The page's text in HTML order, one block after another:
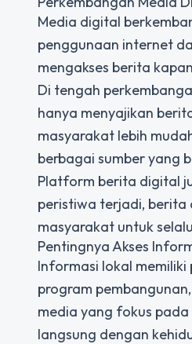
Media digital
penggunaan internet
mengakses berita
Di tengah
hanya menyajikan
masyarakat lebih
berbagai sumber yang
Platform berita digital
peristiwa terjadi, berita
masyarakat untuk
Pentingnya Akses
Informasi lokal
program
media yang fokus
langsung dengan